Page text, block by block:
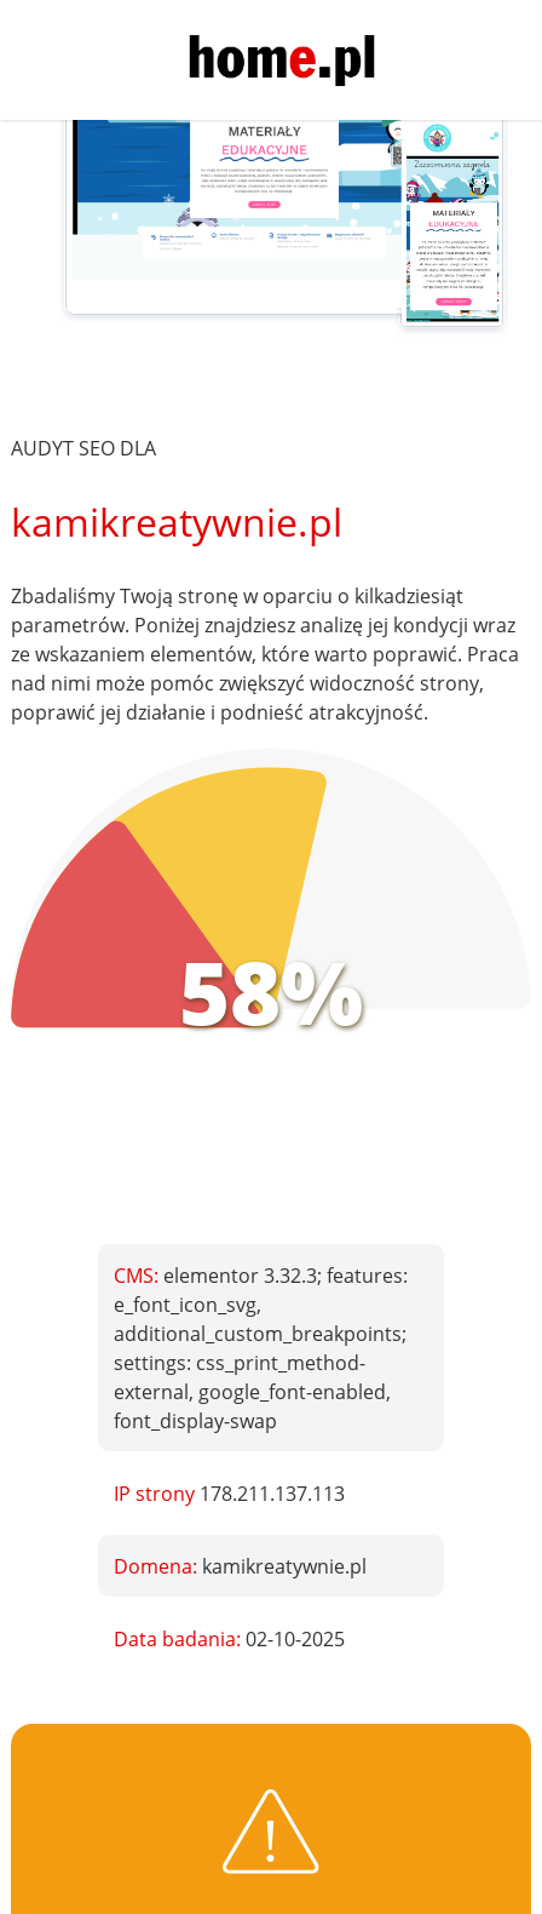
AUDYT SEO DLA
kamikreatywnie.pl
Zbadaliśmy Twoją stronę w oparciu o kilkadziesiąt
parametrów. Poniżej znajdziesz analizę jej kondycji wraz
ze wskazaniem elementów, które warto poprawić. Praca
nad nimi może pomóc zwiększyć widoczność strony,
poprawić jej działanie i podnieść atrakcyjność.
58%
CMS: elementor 3.32.3; features:
e_font_icon_svg,
additional_custom_breakpoints;
settings: css_print_method-
external, google_font-enabled,
font_display-swap
IP strony 178.211.137.113
Domena: kamikreatywnie.pl
Data badania:02-10-2025